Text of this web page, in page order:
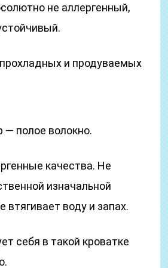
не аллергенный,
и продуваемых
— полое волокно.
качества. Не
изначальной
втягивает воду и запах.
себя в такой кроватке